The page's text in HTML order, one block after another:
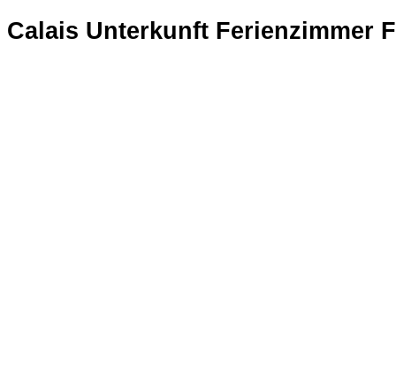
Calais Unterkunft Ferienzimmer